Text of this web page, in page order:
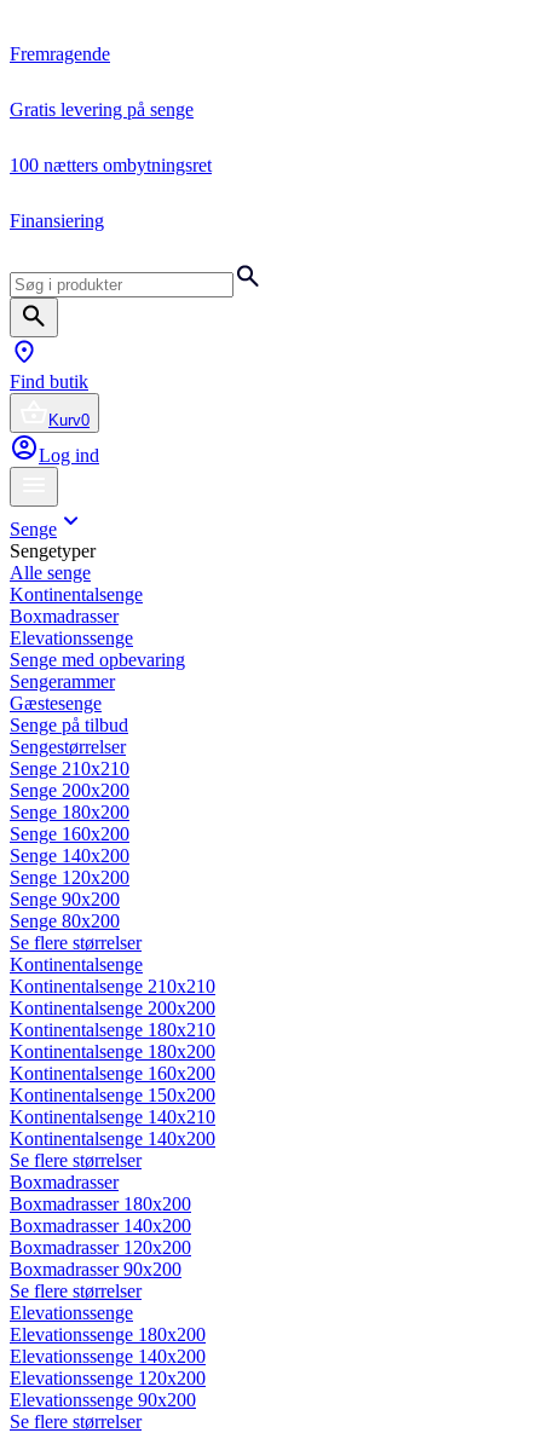
Fremragende
Gratis levering på senge
100 nætters ombytningsret
Finansiering
Find butik
Kurv0
Log ind
Senge
Sengetyper
Alle senge
Kontinentalsenge
Boxmadrasser
Elevationssenge
Senge med opbevaring
Sengerammer
Gæstesenge
Senge på tilbud
Sengestørrelser
Senge 210x210
Senge 200x200
Senge 180x200
Senge 160x200
Senge 140x200
Senge 120x200
Senge 90x200
Senge 80x200
Se flere størrelser
Kontinentalsenge
Kontinentalsenge 210x210
Kontinentalsenge 200x200
Kontinentalsenge 180x210
Kontinentalsenge 180x200
Kontinentalsenge 160x200
Kontinentalsenge 150x200
Kontinentalsenge 140x210
Kontinentalsenge 140x200
Se flere størrelser
Boxmadrasser
Boxmadrasser 180x200
Boxmadrasser 140x200
Boxmadrasser 120x200
Boxmadrasser 90x200
Se flere størrelser
Elevationssenge
Elevationssenge 180x200
Elevationssenge 140x200
Elevationssenge 120x200
Elevationssenge 90x200
Se flere størrelser